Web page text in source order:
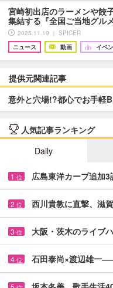
宮崎初出店のラーメンや餃
集結する『全国ご当地グル
2025.11.19 ｜ SPICER
ニュース
動画 イベ
提供元関連記事
意外と穴場!?都心でお手軽
人気記事ランキング
Daily
1 位 広島東洋カープ追加
2 位 西川貴教に直撃、滋
3 位 大阪・茨木のライブ
4 位 石田泰尚×渡辺雄一